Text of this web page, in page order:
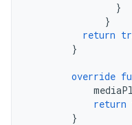
}
}
return
}
override
return
}